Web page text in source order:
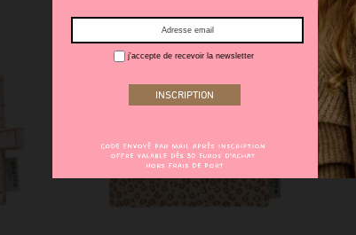
j'accepte de recevoir la newsletter